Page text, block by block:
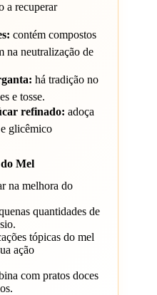
a recuperar
contém compostos
na neutralização de
há tradição no
e tosse.
refinado: adoça
glicêmico
Mel
na melhora do
quantidades de
tópicas do mel
ação
com pratos doces